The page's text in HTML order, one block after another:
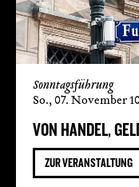
Sonntagsführung
VON HANDEL,
So., 07. November
ZUR VERANSTALTUNG